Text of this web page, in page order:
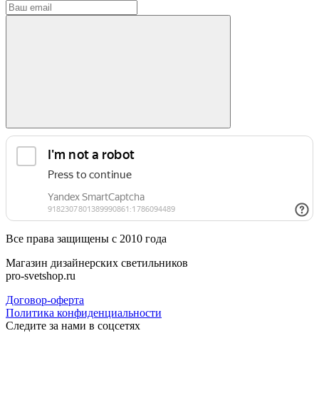
Все права защищены с 2010 года
Магазин дизайнерских светильников
pro-svetshop.ru
Договор-оферта
Политика конфиденциальности
Следите за нами в соцсетях